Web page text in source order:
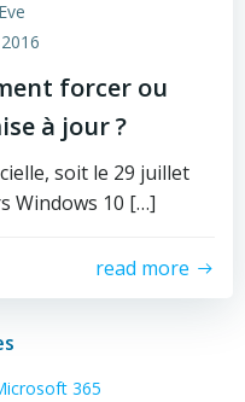
forcer ou
à jour ?
soit le 29 juillet
Windows 10 […]
read more
365